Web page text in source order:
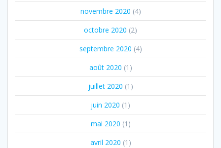
novembre 2020 (4)
octobre 2020 (2)
septembre 2020 (4)
août 2020 (1)
juillet 2020 (1)
juin 2020 (1)
mai 2020 (1)
avril 2020 (1)